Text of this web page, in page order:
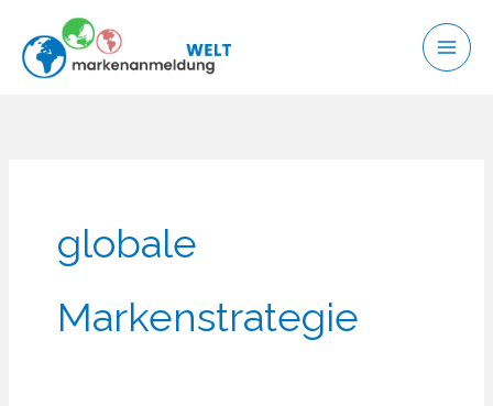
Inhalt
springen
globale
Markenstrategie